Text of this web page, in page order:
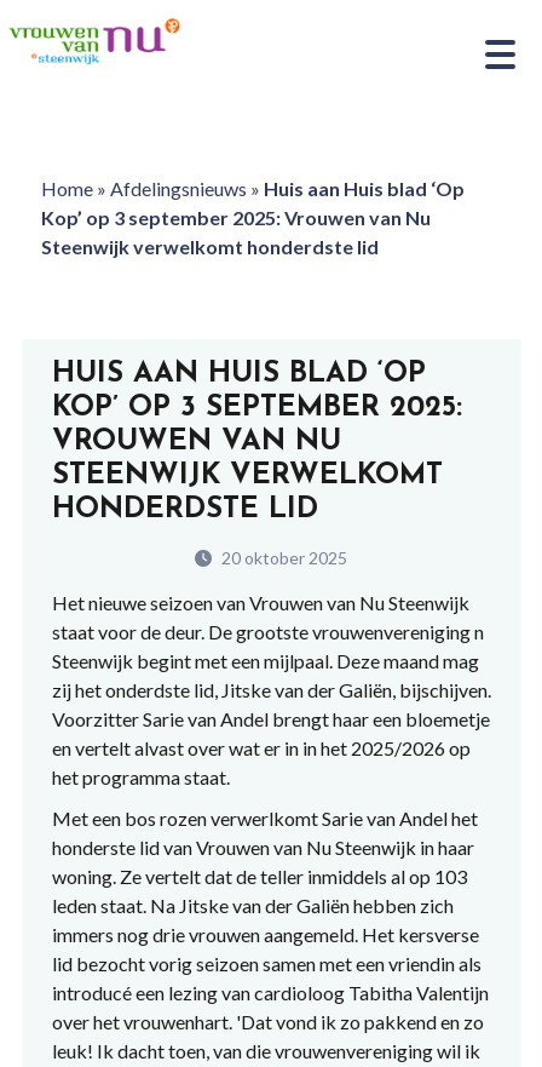
Home» Afdelingsnieuws » Huis aan Huis blad ‘Op
Kop’ op 3 september 2025: Vrouwen van Nu
Steenwijk verwelkomt honderdste lid
HUIS AAN HUIS BLAD ‘OP
KOP’ OP 3 SEPTEMBER 2025:
VROUWEN VAN NU
STEENWIJK VERWELKOMT
HONDERDSTE LID
20 oktober 2025
Het nieuwe seizoen van Vrouwen van Nu Steenwijk
staat voor de deur. De grootste vrouwenvereniging n
Steenwijk begint met een mijlpaal. Deze maand mag
zij het onderdste lid, Jitske van der Galiën, bijschijven.
Voorzitter Sarie van Andel brengt haar een bloemetje
en vertelt alvast over wat er in in het 2025/2026 op
het programma staat.
Met een bos rozen verwerlkomt Sarie van Andel het
honderste lid van Vrouwen van Nu Steenwijk in haar
woning. Ze vertelt dat de teller inmiddels al op 103
leden staat. Na Jitske van der Galiën hebben zich
immers nog drie vrouwen aangemeld. Het kersverse
lid bezocht vorig seizoen samen met een vriendin als
introducé een lezing van cardioloog Tabitha Valentijn
over het vrouwenhart. 'Dat vond ik zo pakkend en zo
leuk! Ik dacht toen, van die vrouwenvereniging wil ik